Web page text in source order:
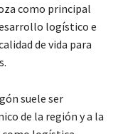
como principal
logístico e
de vida para
suele ser
de la región y a la